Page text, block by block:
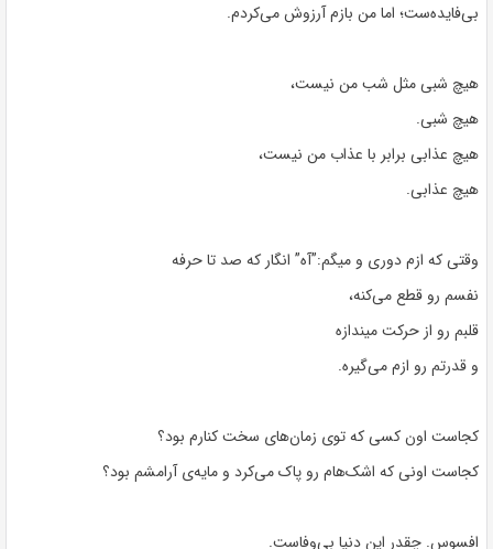
بی‌فایده‌ست؛ اما من بازم آرزوش می‌کردم.
هیچ شبی مثل شب من نیست،
هیچ شبی.
هیچ عذابی برابر با عذاب من نیست،
هیچ عذابی.
وقتی که ازم دوری و میگم:”آه” انگار که صد تا حرفه
نفسم رو قطع می‌کنه،
قلبم رو از حرکت میندازه
و قدرتم رو ازم می‌گیره.
کجاست اون کسی که توی زمان‌های سخت کنارم بود؟
کجاست اونی که اشک‌هام رو پاک می‌کرد و مایه‌ی آرامشم بود؟
افسوس. چقدر این دنیا بی‌وفاست.